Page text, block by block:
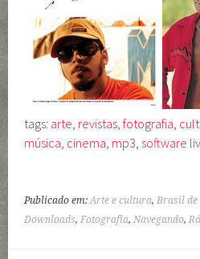
tags: arte, revistas,fotografia,
música, cinema, mp3, software
Publicado em:Arte e cultura,Brasil
Downloads,Fotografia,Navegando,